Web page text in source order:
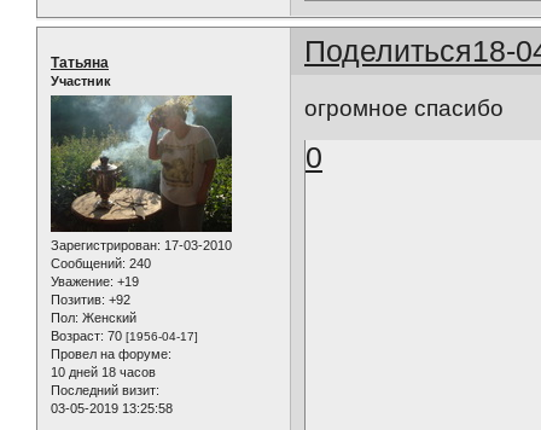
Поделиться18-
Татьяна
Участник
Зарегистрирован: 17-03-2010
Сообщений: 240
Уважение: +19
Позитив: +92
Пол: Женский
Возраст: 70 [1956-04-17]
Провел на форуме:
10 дней 18 часов
Последний визит:
03-05-2019 13:25:58
огромное спасибо
0